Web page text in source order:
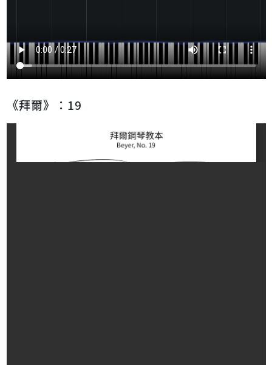
《拜爾》：19